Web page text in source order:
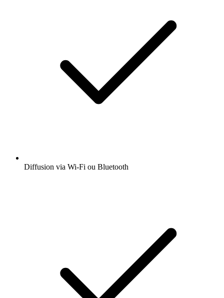
Diffusion via Wi-Fi ou Bluetooth